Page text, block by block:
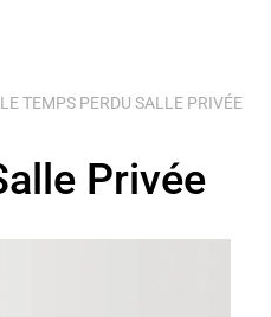
LE TEMPS PERDU SALLE PRIVÉE
Privée